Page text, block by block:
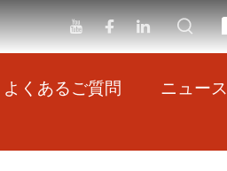
よくあるご質問
ニュース